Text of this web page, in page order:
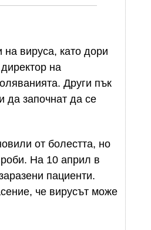
вируса, като дори
на
Други пък
да започнат да се
от болестта, но
На 10 април в
пациенти.
че вирусът може